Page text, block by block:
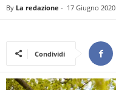
By La redazione - 17 Giugno 2020
Condividi